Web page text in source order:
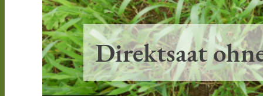
Direktsaat